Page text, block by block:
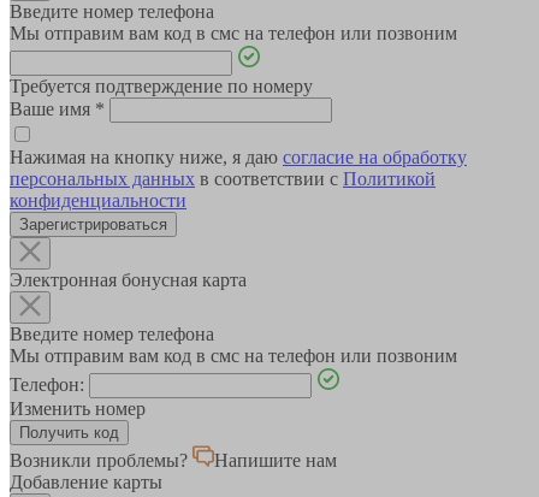
Введите номер телефона
Мы отправим вам код в смс на телефон или позвоним
Требуется подтверждение по номеру
Ваше имя *
Нажимая на кнопку ниже, я даю согласие на обработку
персональных данных в соответствии с Политикой
конфиденциальности
Зарегистрироваться
Электронная бонусная карта
Введите номер телефона
Мы отправим вам код в смс на телефон или позвоним
Телефон:
Изменить номер
Возникли проблемы?
Напишите нам
Добавление карты